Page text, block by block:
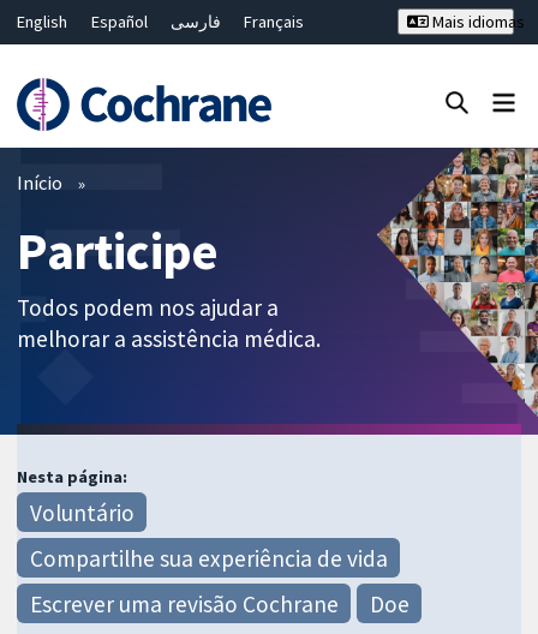
English Español فارسی
Français
Bahasa Malaysia
ไทย 繁體中文
Mais idiomas
Close search ✖
Início
Participe
Todos podem nos ajudar a
melhorar a assistência médica.
Nesta página:
Voluntário
Compartilhe sua experiência de vida
Escrever uma revisão Cochrane
Doe